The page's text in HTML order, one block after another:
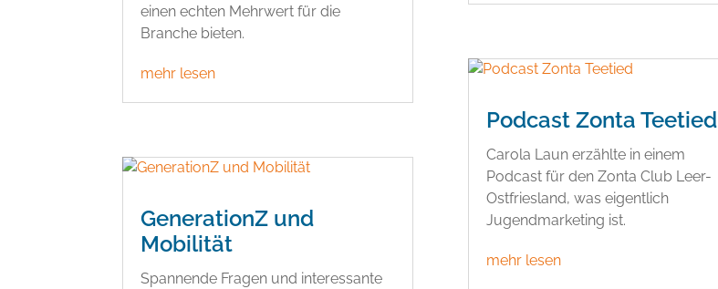
einen echten Mehrwert für die
Branche bieten.
mehr lesen
GenerationZ und
Mobilität
Spannende Fragen und interessante
Podcast Zonta Teetied
Carola Laun erzählte in einem
Podcast für den Zonta Club Leer-
Ostfriesland, was eigentlich
Jugendmarketing ist.
mehr lesen